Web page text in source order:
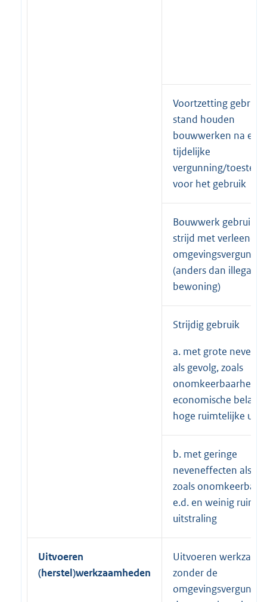
Voortzetting
stand houden
bouwwerken na
tijdelijke
vergunning/
voor het gebruik
Bouwwerk
strijd met verleende
(anders dan illegale
bewoning)
Strijdig gebruik
a. met grote
als gevolg, zoals
onomkeerbaarheid,
economische
hoge ruimtelijke
b. met geringe
neveneffecten als
zoals
e.d. en weinig
uitstraling
Uitvoeren
(herstel)werkzaamheden
Uitvoeren
zonder de